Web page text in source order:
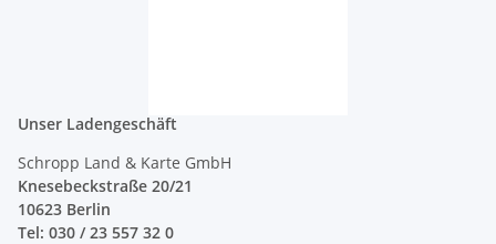
Unser Ladengeschäft
Schropp Land & Karte GmbH
Knesebeckstraße 20/21
10623 Berlin
Tel: 030 / 23 557 32 0